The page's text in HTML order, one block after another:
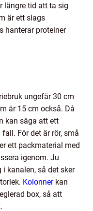
längre tid att ta sig
är ett slags
hanterar proteiner
ungefär 30 cm
är 15 cm också. Då
kan säga att ett
För det är rör, små
ett packmaterial med
igenom. Ju
kanalen, så det sker
Kolonnerkan
box, så att